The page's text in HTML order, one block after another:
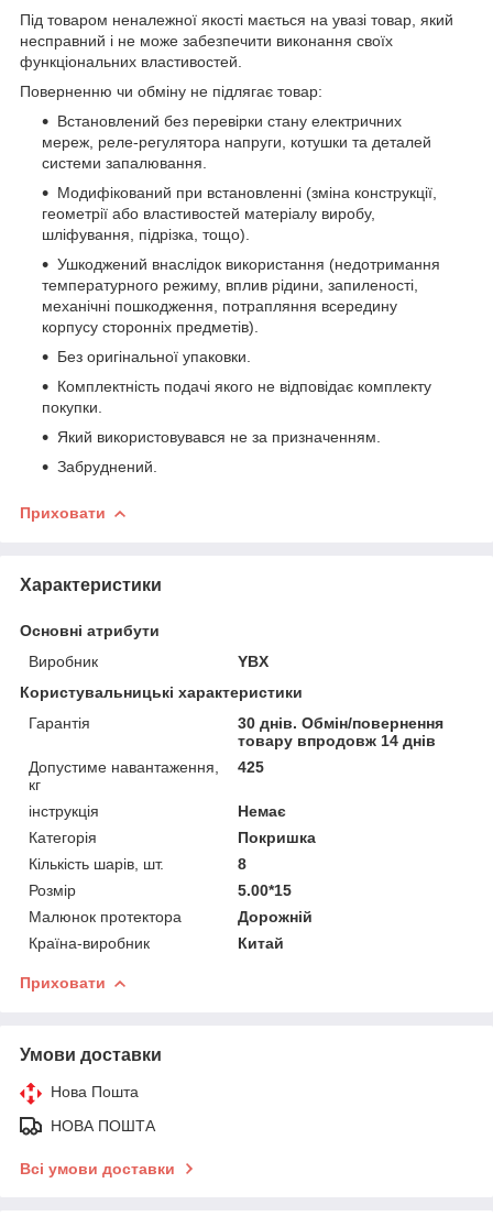
Під товаром неналежної якості мається на увазі товар, який
несправний і не може забезпечити виконання своїх
функціональних властивостей.
Поверненню чи обміну не підлягає товар:
Встановлений без перевірки стану електричних
мереж, реле-регулято­ра напруги, котушки та деталей
системи запалювання.
Модифікований при встановленні (зміна конструкції,
геометрії або властивостей матеріалу виробу,
шліфування, підрізка, тощо).
Ушкоджений внаслідок використання (недотримання
температурного режиму, вплив рідини, запиленості,
механічні пошкодження, потрапляння всередину
корпусу сторонніх предметів).
Без оригінальної упаковки.
Комплектність подачі якого не відповідає комплекту
покупки.
Який використовувався не за призначенням.
Забруднений.
Приховати
Характеристики
Основні атрибути
Виробник
YBX
Користувальницькі характеристики
Гарантія
30 днів. Обмін/повернення
товару впродовж 14 днів
Допустиме навантаження,
кг
425
інструкція
Немає
Категорія
Покришка
Кількість шарів, шт.
8
Розмір
5.00*15
Малюнок протектора
Дорожній
Країна-виробник
Китай
Приховати
Умови доставки
Нова Пошта
НОВА ПОШТА
Всі умови доставки